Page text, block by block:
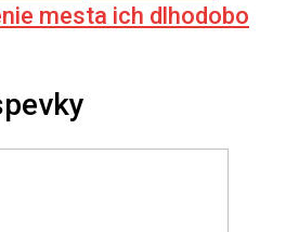
mesta ich dlhodobo